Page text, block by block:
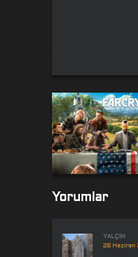
Yorumlar
YALÇIN
26 Haziran